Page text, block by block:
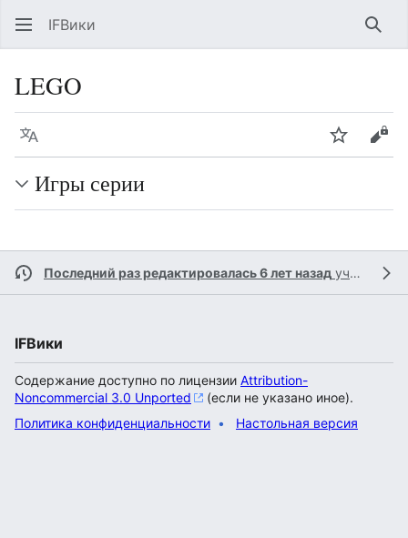
IFВики
LEGO
Язык Следить
Игры серии
Последний раз редактировалась 6 лет назад участником
IFВики
Содержание доступно по лицензии Attribution-
Noncommercial 3.0 Unported
(если не указано иное).
Политика конфиденциальности
Настольная версия